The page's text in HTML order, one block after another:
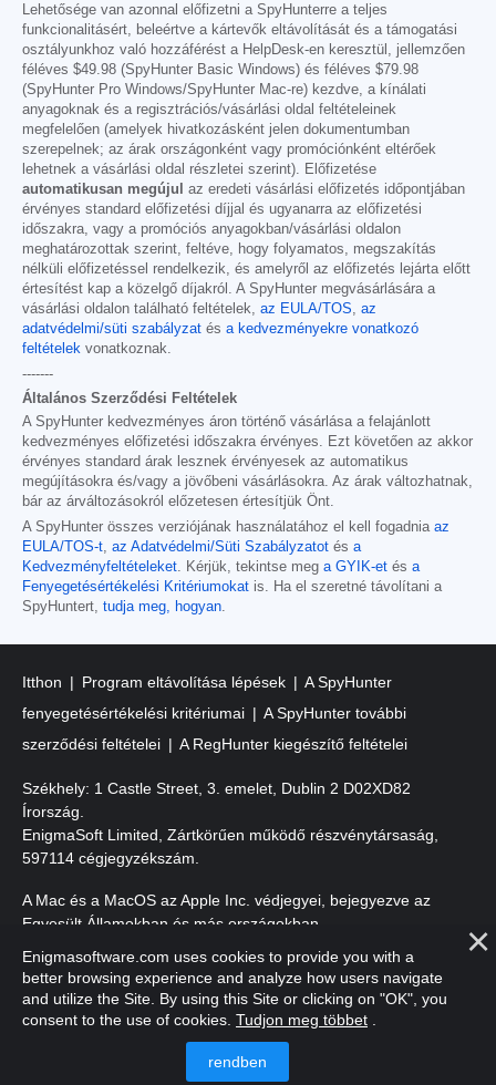
Lehetősége van azonnal előfizetni a SpyHunterre a teljes
funkcionalitásért, beleértve a kártevők eltávolítását és a támogatási
osztályunkhoz való hozzáférést a HelpDesk-en keresztül, jellemzően
féléves $49.98 (SpyHunter Basic Windows) és féléves $79.98
(SpyHunter Pro Windows/SpyHunter Mac-re) kezdve, a kínálati
anyagoknak és a regisztrációs/vásárlási oldal feltételeinek
megfelelően (amelyek hivatkozásként jelen dokumentumban
szerepelnek; az árak országonként vagy promóciónként eltérőek
lehetnek a vásárlási oldal részletei szerint). Előfizetése
automatikusan megújul
az eredeti vásárlási előfizetés időpontjában
érvényes standard előfizetési díjjal és ugyanarra az előfizetési
időszakra, vagy a promóciós anyagokban/vásárlási oldalon
meghatározottak szerint, feltéve, hogy folyamatos, megszakítás
nélküli előfizetéssel rendelkezik, és amelyről az előfizetés lejárta előtt
értesítést kap a közelgő díjakról. A SpyHunter megvásárlására a
vásárlási oldalon található feltételek, az EULA/TOS
az
adatvédelmi/süti szabályzat és a kedvezményekre vonatkozó
feltételek vonatkoznak.
-------
Általános Szerződési Feltételek
A SpyHunter kedvezményes áron történő vásárlása a felajánlott
kedvezményes előfizetési időszakra érvényes. Ezt követően az akkor
érvényes standard árak lesznek érvényesek az automatikus
megújításokra és/vagy a jövőbeni vásárlásokra. Az árak változhatnak,
bár az árváltozásokról előzetesen értesítjük Önt.
A SpyHunter összes verziójának használatához el kell fogadnia az
EULA/TOS-t az Adatvédelmi/Süti Szabályzatot és a
Kedvezményfeltételeket . Kérjük, tekintse meg a GYIK-et és a
Fenyegetésértékelési Kritériumokat is. Ha el szeretné távolítani a
SpyHuntert, tudja meg, hogyan
Itthon Program eltávolítása lépések
A SpyHunter
fenyegetésértékelési kritériumai
A SpyHunter további
szerződési feltételei
A RegHunter kiegészítő feltételei
Székhely: 1 Castle Street, 3. emelet, Dublin 2 D02XD82
Írország.
EnigmaSoft Limited, Zártkörűen működő részvénytársaság,
597114 cégjegyzékszám.
A Mac és a MacOS az Apple Inc. védjegyei, bejegyezve az
Egyesült Államokban és más országokban.
Szerzői jog 2016-2026. EnigmaSoft Ltd. Minden jog fenntartva.
Enigmasoftware.com uses cookies to provide you with a
better browsing experience and analyze how users navigate
and utilize the Site. By using this Site or clicking on "OK", you
consent to the use of cookies. Tudjon meg többet